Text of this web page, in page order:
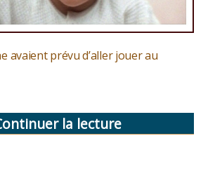
avaient prévu d’aller jouer au
la lecture